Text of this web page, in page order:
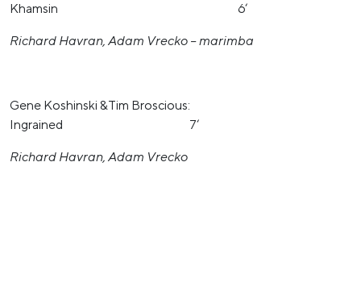
Khamsin 6‘
Richard Havran, Adam Vrecko – marimba
Gene Koshinski &Tim Broscious:
Ingrained 7‘
Richard Havran, Adam Vrecko